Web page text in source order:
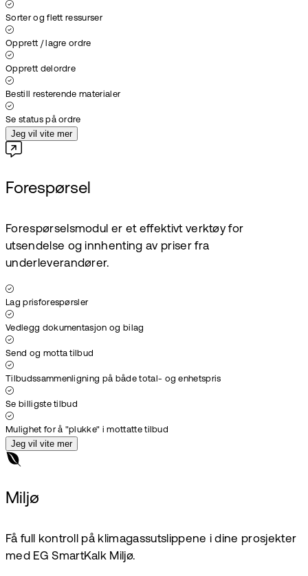
Sorter og flett ressurser
Opprett / lagre ordre
Opprett delordre
Bestill resterende materialer
Se status på ordre
Jeg vil vite mer
Forespørsel
Forespørselsmodul er et effektivt verktøy for
utsendelse og innhenting av priser fra
underleverandører.
Lag prisforespørsler
Vedlegg dokumentasjon og bilag
Send og motta tilbud
Tilbudssammenligning på både total- og enhetspris
Se billigste tilbud
Mulighet for å "plukke" i mottatte tilbud
Jeg vil vite mer
Miljø
Få full kontroll på klimagassutslippene i dine prosjekter
med EG SmartKalk Miljø.